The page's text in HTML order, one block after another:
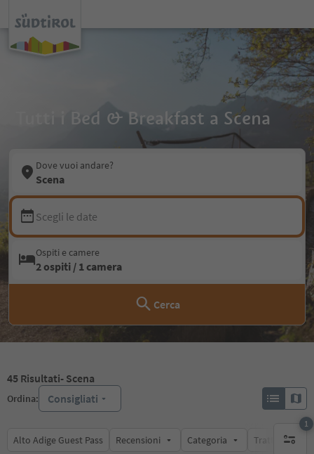
Tutti i Bed & Breakfast a Scena
Dove vuoi andare?
Scena
Scegli le date
Ospiti e camere
2 ospiti / 1 camera
Cerca
45 Risultati- Scena
Ordina: Consigliati
Alto Adige Guest Pass Recensioni Categoria Trattamento
1
1 filtro